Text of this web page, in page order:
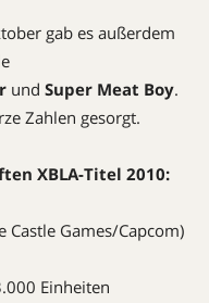
gab es außerdem
und Super Meat Boy.
Zahlen gesorgt.
XBLA-Titel 2010:
Castle Games/Capcom)
Einheiten